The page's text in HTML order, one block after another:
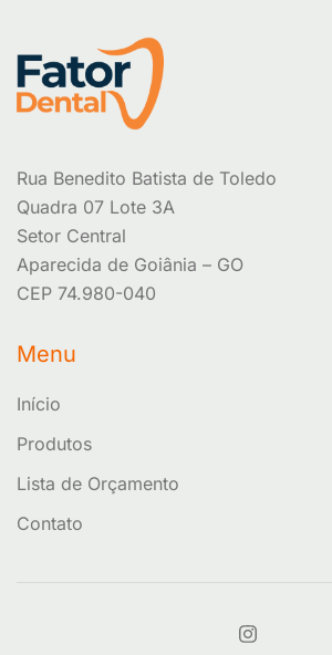
Rua Benedito Batista de Toledo
Quadra 07 Lote 3A
Setor Central
Aparecida de Goiânia – GO
CEP 74.980-040
Menu
Início
Produtos
Lista de Orçamento
Contato